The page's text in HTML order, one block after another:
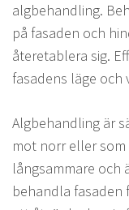
algbehandling.
på fasaden och
återetablera sig.
fasadens läge
Algbehandling är
mot norr eller
långsammare och
behandla